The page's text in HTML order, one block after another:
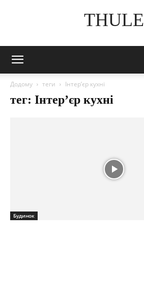
THULE
Додому теги Інтер’єр кухні
тег: Інтер’єр кухні
Будинок